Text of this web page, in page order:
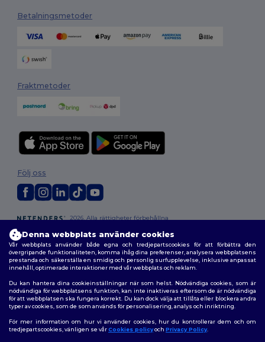
Betalningsmetoder
Fraktmetoder
2026. Alla rättigheter förbehållna
Allmänna Villkor
Anpassad policy Integritetspolicy
|Karta över webbplatsen
Följ oss
Denna webbplats använder cookies
Vår webbplats använder både egna och tredjepartscookies för att förbättra den
övergripande funktionaliteten, komma ihåg dina preferenser, analysera webbplatsens
prestanda och säkerställa en smidig och personlig surfupplevelse, inklusive anpassat
innehåll, optimerade interaktioner med vår webbplats och reklam.
Du kan hantera dina cookieinställningar när som helst. Nödvändiga cookies, som är
nödvändiga för webbplatsens funktion, kan inte inaktiveras eftersom de är nödvändiga
för att webbplatsen ska fungera korrekt. Du kan dock välja att tillåta eller blockera andra
typer av cookies, som de som används för personalisering, analys och inriktning.
För mer information om hur vi använder cookies, hur du kontrollerar dem och om
tredjepartscookies, vänligen se vårCookies policyoch Privacy Policy.